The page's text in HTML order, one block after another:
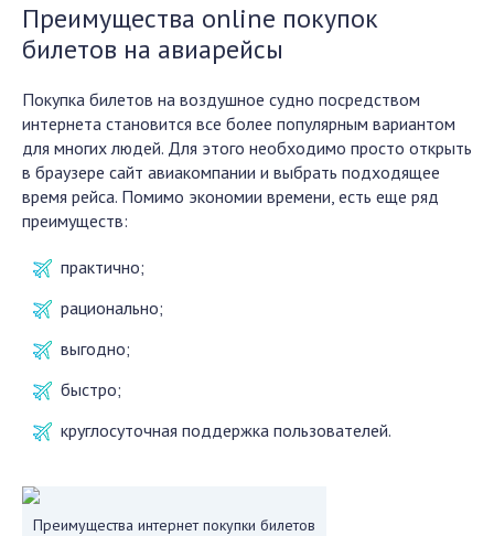
Преимущества online покупок
билетов на авиарейсы
Покупка билетов на воздушное судно посредством
интернета становится все более популярным вариантом
для многих людей. Для этого необходимо просто открыть
в браузере сайт авиакомпании и выбрать подходящее
время рейса. Помимо экономии времени, есть еще ряд
преимуществ:
практично;
рационально;
выгодно;
быстро;
круглосуточная поддержка пользователей.
Преимущества интернет покупки билетов